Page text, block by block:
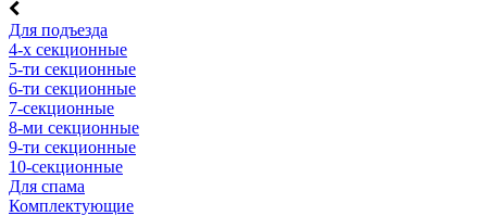
Для подъезда
4-х секционные
5-ти секционные
6-ти секционные
7-секционные
8-ми секционные
9-ти секционные
10-секционные
Для спама
Комплектующие